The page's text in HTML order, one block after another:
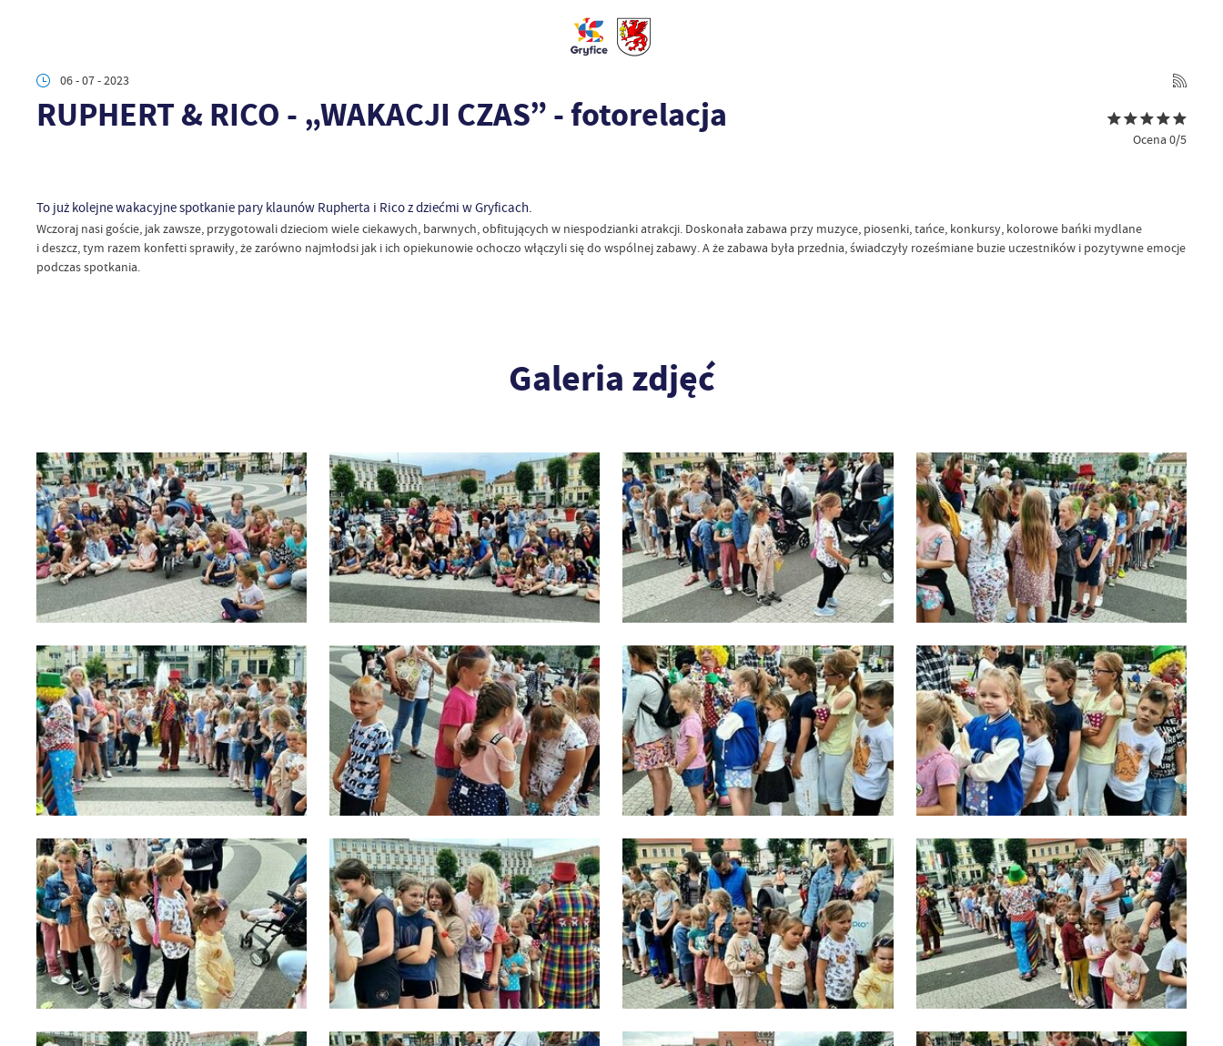
06 - 07 - 2023
RUPHERT & RICO - „WAKACJI CZAS” - fotorelacja
Ocena 0/5
To już kolejne wakacyjne spotkanie pary klaunów Rupherta i Rico z dziećmi w Gryficach.
Wczoraj nasi goście, jak zawsze, przygotowali dzieciom wiele ciekawych, barwnych, obfitujących w niespodzianki atrakcji. Doskonała zabawa przy muzyce, piosenki, tańce, konkursy, kolorowe bańki mydlane
i deszcz, tym razem konfetti sprawiły, że zarówno najmłodsi jak i ich opiekunowie ochoczo włączyli się do wspólnej zabawy. A że zabawa była przednia, świadczyły roześmiane buzie uczestników i pozytywne emocje
podczas spotkania.
Galeria zdjęć